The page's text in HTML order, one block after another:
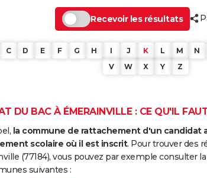
Recevoir les résultats
C D E F G H I J K L M N
V
W X Y Z
DU BAC À ÉMERAINVILLE : CE QU'IL
la commune de rattachement d'un candidat
scolaire où il est inscrit. Pour trouver des
(77184), vous pouvez par exemple consulter
suivantes :